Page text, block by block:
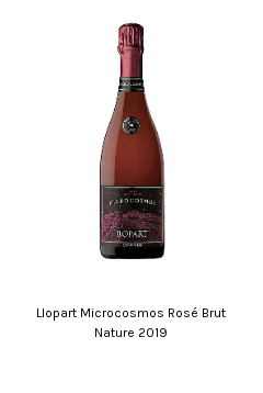
Llopart Microcosmos Rosé Brut
Nature 2019